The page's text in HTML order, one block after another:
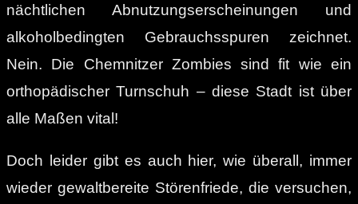
nächtlichen Abnutzungserscheinungen und
alkoholbedingten Gebrauchsspuren zeichnet.
Nein. Die Chemnitzer Zombies sind fit wie ein
orthopädischer Turnschuh – diese Stadt ist über
alle Maßen vital!
Doch leider gibt es auch hier, wie überall, immer
wieder gewaltbereite Störenfriede, die versuchen,